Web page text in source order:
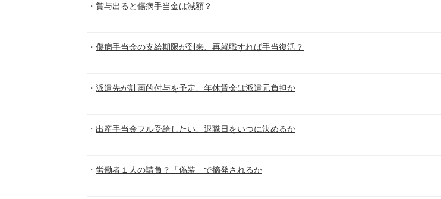
賞与出ると傷病手当金は減額？
傷病手当金の支給期限が到来、再就職すれば手当復活？
派遣先が計画的付与を予定、年休賃金は派遣元負担か
出産手当金フル受給したい、退職日をいつに決めるか
労働者１人の請負？「偽装」で摘発されるか